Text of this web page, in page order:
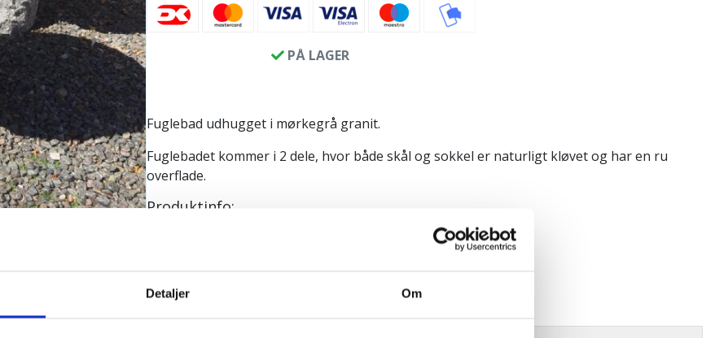
Detaljer Om
PÅ LAGER
Fuglebad udhugget i mørkegrå granit.
Fuglebadet kommer i 2 dele, hvor både skål og sokkel er naturligt kløvet og har en ru
overflade.
Produktinfo:
Vægt: ca. 50 kg